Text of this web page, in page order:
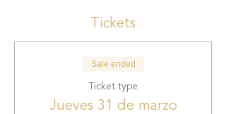
Tickets
Sale ended
Ticket type
Jueves 31 de marzo